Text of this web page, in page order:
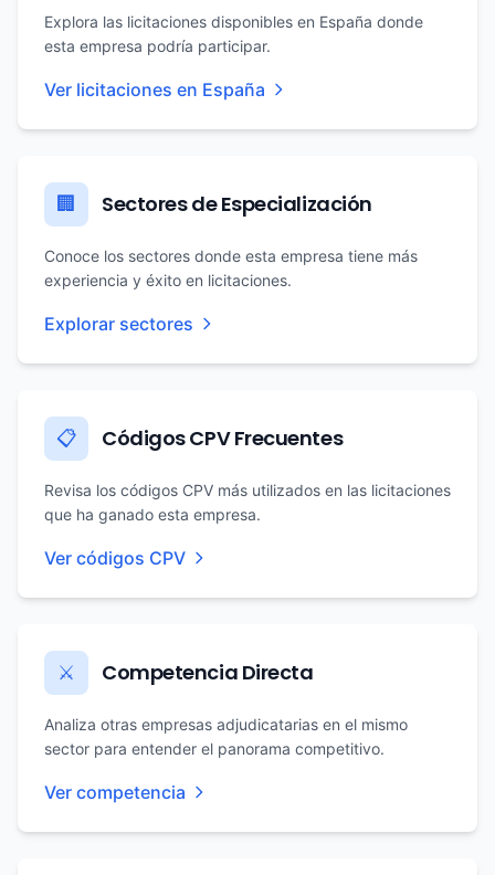
Explora las licitaciones disponibles en España donde
esta empresa podría participar.
Ver licitaciones en España
🏢 Sectores de Especialización
Conoce los sectores donde esta empresa tiene más
experiencia y éxito en licitaciones.
Explorar sectores
📋 Códigos CPV Frecuentes
Revisa los códigos CPV más utilizados en las licitaciones
que ha ganado esta empresa.
Ver códigos CPV
⚔️ Competencia Directa
Analiza otras empresas adjudicatarias en el mismo
sector para entender el panorama competitivo.
Ver competencia